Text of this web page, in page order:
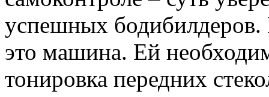
успешных бодибилдеров.
это машина. Ей
тонировка передних